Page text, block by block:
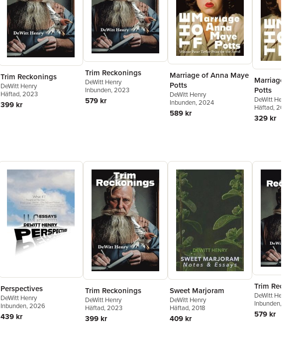
Trim Reckonings
DeWitt Henry
Häftad, 2023
399 kr
Trim Reckonings
DeWitt Henry
Inbunden, 2023
579 kr
Marriage of Anna Maye
Potts
DeWitt Henry
Inbunden, 2024
589 kr
Marriage of
Potts
DeWitt Henry
Häftad, 2024
329 kr
Perspectives
DeWitt Henry
Inbunden, 2026
439 kr
Trim Reckonings
DeWitt Henry
Häftad, 2023
399 kr
Sweet Marjoram
DeWitt Henry
Häftad, 2018
409 kr
Trim
DeWitt Henry
Inbunden, 2023
579 kr